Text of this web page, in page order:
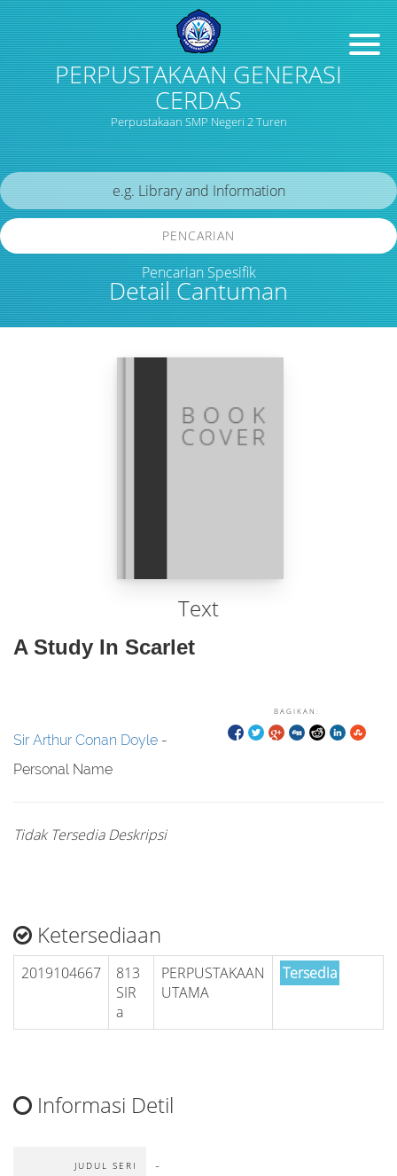
PERPUSTAKAAN GENERASI
CERDAS
Perpustakaan SMP Negeri 2 Turen
Detail Cantuman
PENCARIAN
Pencarian Spesifik
Text
A Study In Scarlet
BAGIKAN:
Sir Arthur Conan Doyle -
Personal Name
Tidak Tersedia Deskripsi
Ketersediaan
2019104667
813
SIR
a
PERPUSTAKAAN
UTAMA
Tersedia
Informasi Detil
JUDUL SERI -